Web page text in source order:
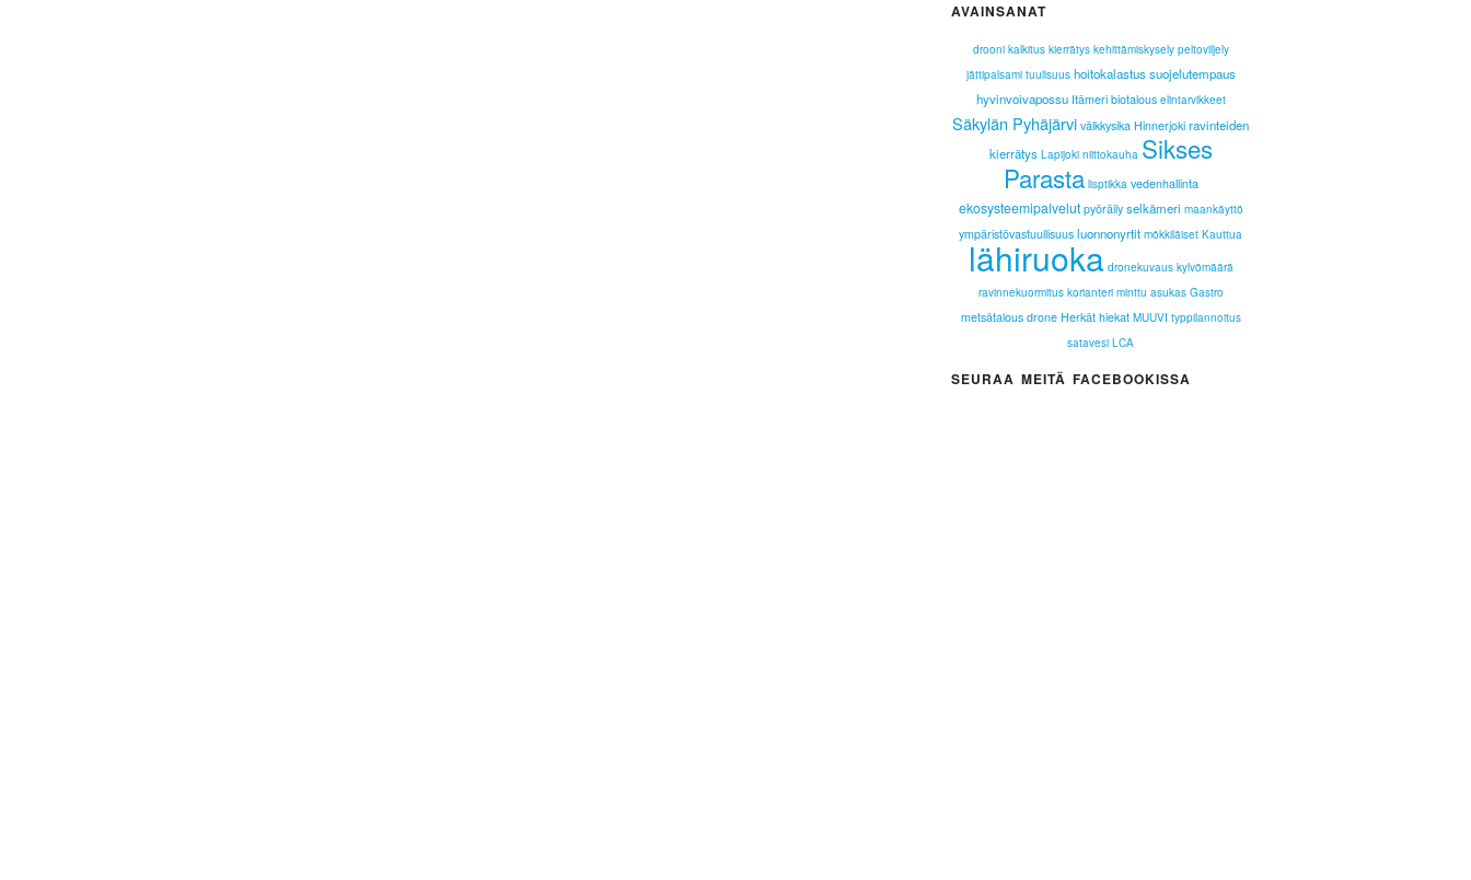
AVAINSANAT
drooni kalkitus kierrätys kehittämiskysely peltoviljely
jättipalsami tuulisuus hoitokalastus suojelutempaus
hyvinvoivapossu Itämeri biotalous elintarvikkeet
Säkylän Pyhäjärvi välkkysika Hinnerjoki ravinteiden
kierrätys Lapijoki niittokauha Sikses
Parasta lisptikka vedenhallinta
ekosysteemipalvelut pyöräily selkämeri maankäyttö
ympäristövastuullisuus luonnonyrtit mökkiläiset Kauttua
lähiruoka dronekuvaus kylvömäärä
ravinnekuormitus korianteri minttu asukas Gastro
metsätalous drone Herkät hiekat MUUVI typpilannoitus
satavesi LCA
SEURAA MEITÄ FACEBOOKISSA